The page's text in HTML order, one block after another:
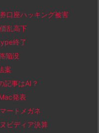
口座ハッキング被害
乱高下
終了
陥没
案
事はAI？
発表
ートメガネ
ビディア決算